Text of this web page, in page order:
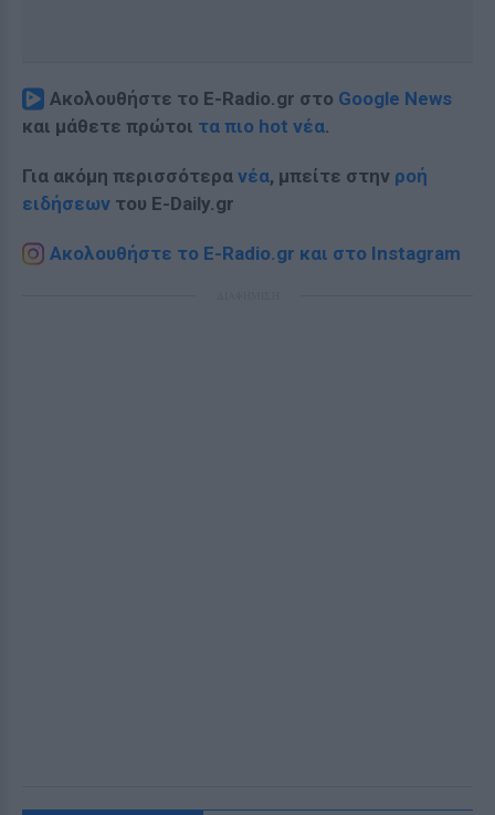
Ακολουθήστε το E-Radio.gr στο Google News
και μάθετε πρώτοι τα πιο hot νέα.
Για ακόμη περισσότερα νέα, μπείτε στην ροή
ειδήσεων του E-Daily.gr
Ακολουθήστε το E-Radio.gr και στο Instagram